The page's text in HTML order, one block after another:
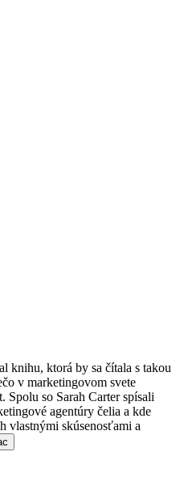
knihu, ktorá by sa čítala s takou
v marketingovom svete
Spolu so Sarah Carter spísali
agentúry čelia a kde
vlastnými skúsenosťami a